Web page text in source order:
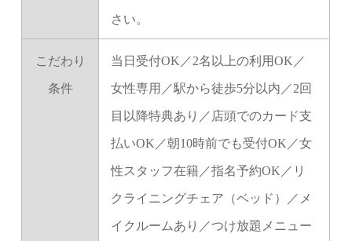
さい。
こだわり
条件
当日受付OK／2名以上の利用OK／
女性専用／駅から徒歩5分以内／2回
目以降特典あり／店頭でのカード支
払いOK／朝10時前でも受付OK／女
性スタッフ在籍／指名予約OK／リ
クライニングチェア（ベッド）／メ
イクルームあり／つけ放題メニュー